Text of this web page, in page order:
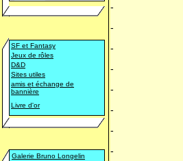
SF et Fantasy
Jeux de rôles
D&D
Sites utiles
amis et échange de
bannière
Livre d'or
Galerie Bruno Longelin
-
-
-
-
-
-
-
-